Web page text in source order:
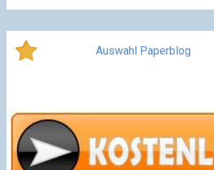
Auswahl Paperblog